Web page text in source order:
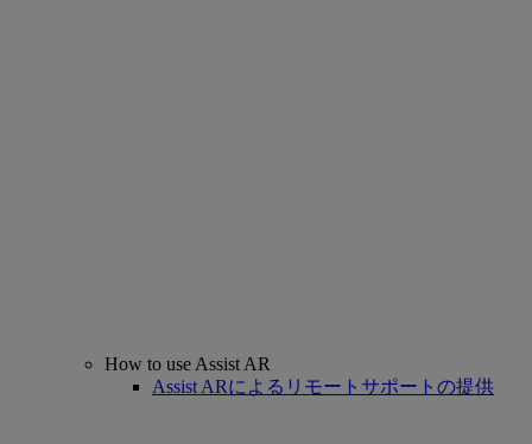
How to use Assist AR
Assist ARによるリモートサポートの提供